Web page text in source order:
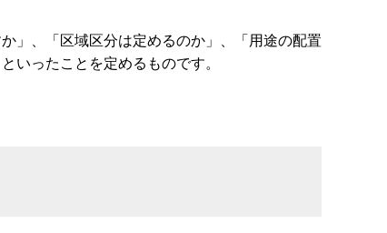
」、「区域区分は定めるのか」、「用途の配置
いったことを定めるものです。